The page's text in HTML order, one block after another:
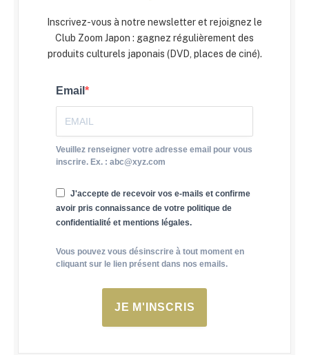
Inscrivez-vous à notre newsletter et rejoignez le
Club Zoom Japon : gagnez régulièrement des
produits culturels japonais (DVD, places de ciné).
Email
Veuillez renseigner votre adresse email pour vous
inscrire. Ex. : abc@xyz.com
J'accepte de recevoir vos e-mails et confirme
avoir pris connaissance de votre politique de
confidentialité et mentions légales.
Vous pouvez vous désinscrire à tout moment en
cliquant sur le lien présent dans nos emails.
JE M'INSCRIS